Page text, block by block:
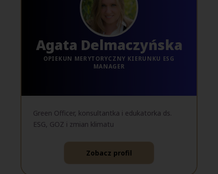
Agata Delmaczyńska
OPIEKUN MERYTORYCZNY KIERUNKU ESG
MANAGER
Green Officer, konsultantka i edukatorka ds.
ESG, GOZ i zmian klimatu
Zobacz profil